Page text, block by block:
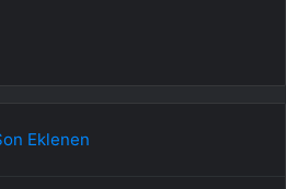
Eklenen